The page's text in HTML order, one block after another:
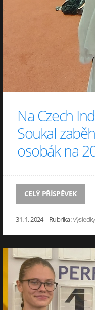
Na Czech
Soukal
osobák na
CELÝ PŘÍSPĚVEK
31. 1. 2024 | Rubrika:Výsledky